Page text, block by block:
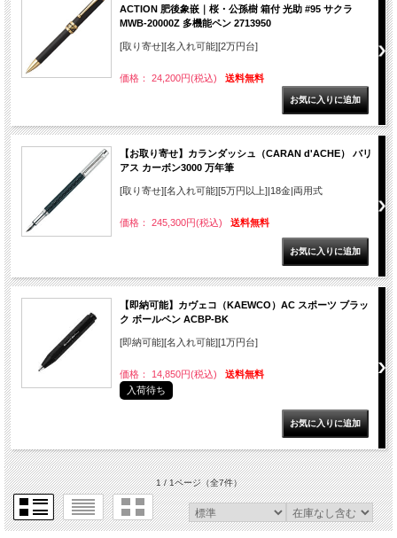
ACTION 肥後象嵌｜桜・公孫樹 箱付 光助 #95 サクラ
MWB-20000Z 多機能ペン 2713950
[取り寄せ][名入れ可能][2万円台]
価格： 24,200円(税込) 送料無料
【お取り寄せ】カランダッシュ（CARAN d'ACHE） バリ
アス カーボン3000 万年筆
[取り寄せ][名入れ可能][5万円以上]|18金|両用式
価格： 245,300円(税込) 送料無料
【即納可能】カヴェコ（KAEWCO）AC スポーツ ブラッ
ク ボールペン ACBP-BK
[即納可能][名入れ可能][1万円台]
価格： 14,850円(税込)
送料無料
入荷待ち
1 / 1ページ（全7件）